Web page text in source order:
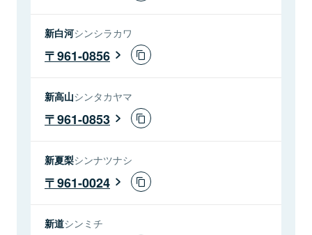
新白河シンシラカワ
961-0856
新高山シンタカヤマ
961-0853
新夏梨シンナツナシ
961-0024
新道シンミチ